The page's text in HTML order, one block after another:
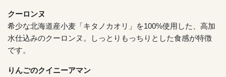
クーロンヌ
希少な北海道産小麦「キタノカオリ」を100%使用した、高加
水仕込みのクーロンヌ。しっとりもっちりとした食感が特徴
です。
りんごのクイニーアマン